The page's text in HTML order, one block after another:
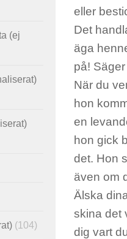
eller
Det
äga
på!
När du
hon
en
hon gick
det. Hon
även om
Älska
skina det
dig vart
(ej
(104)